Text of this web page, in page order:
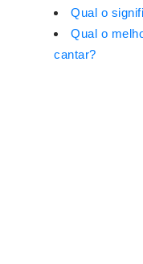
Qual o
Qual o
cantar?